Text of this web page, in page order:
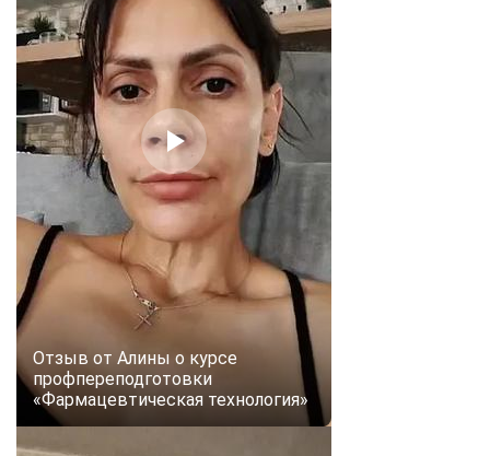
Отзыв от Алины о курсе
профпереподготовки
«Фармацевтическая технология»